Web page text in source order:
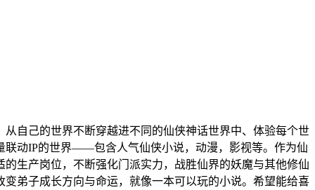
自己的世界不断穿越进不同的仙侠神话世界中、体验每个世
联动IP的世界——包含人气仙侠小说，动漫，影视等。作为仙
生产岗位，不断强化门派实力，战胜仙界的妖魔与其他修仙
弟子成长方向与命运，就像一本可以玩的小说。希望能给喜